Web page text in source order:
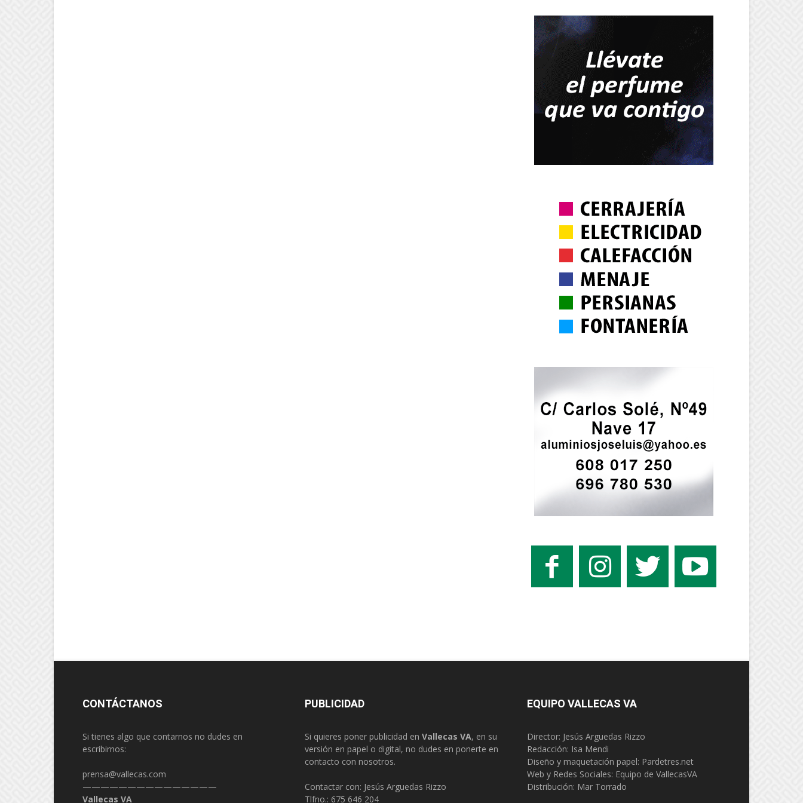
CONTÁCTANOS
Si tienes algo que contarnos no dudes en
escribirnos:
prensa@vallecas.com
———————————————
Vallecas VA
PUBLICIDAD
Si quieres poner publicidad en Vallecas VA, en su
versión en papel o digital, no dudes en ponerte en
contacto con nosotros.
Contactar con: Jesús Arguedas Rizzo
Tlfno.: 675 646 204
EQUIPO VALLECAS VA
Director: Jesús Arguedas Rizzo
Redacción: Isa Mendi
Diseño y maquetación papel: Pardetres.net
Web y Redes Sociales: Equipo de VallecasVA
Distribución: Mar Torrado